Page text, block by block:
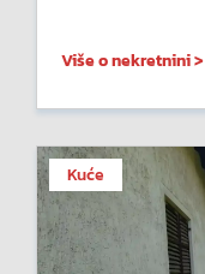
Više o nekretnini >
Kuće